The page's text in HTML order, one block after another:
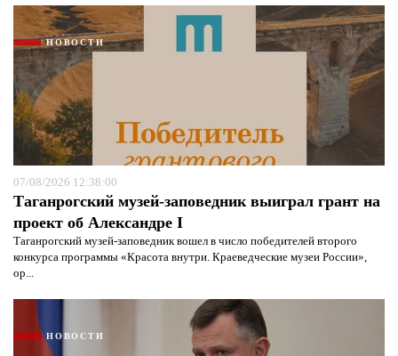
НОВОСТИ
07/08/2026 12:38:00
Таганрогский музей-заповедник выиграл грант на
проект об Александре I
Таганрогский музей-заповедник вошел в число победителей второго
конкурса программы «Красота внутри. Краеведческие музеи России»,
ор...
НОВОСТИ